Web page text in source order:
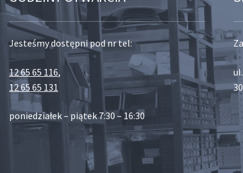
Jesteśmy dostępni pod nr tel:
12 65 65 116,
12 65 65 131
poniedziałek – piątek 7:30 – 16:30